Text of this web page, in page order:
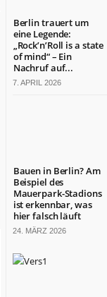
Berlin trauert um
eine Legende:
„Rock’n’Roll is a state
of mind“ – Ein
Nachruf auf...
7. APRIL 2026
Bauen in Berlin? Am
Beispiel des
Mauerpark-Stadions
ist erkennbar, was
hier falsch läuft
24. MÄRZ 2026
Berlin
wichtig
ist.
Themen
und
Lebensart.
Es
kommen
zu
Wort,